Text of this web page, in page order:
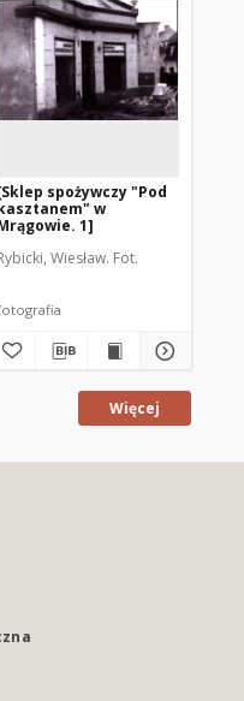
spożywczy "Pod
w
1]
Wiesław. Fot.
Więcej